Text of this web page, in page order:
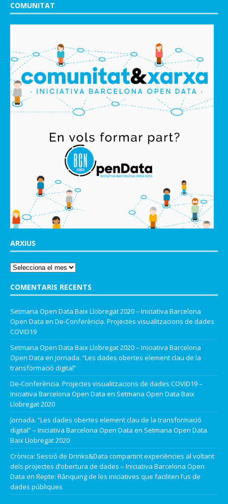
COMUNITAT
ARXIUS
COMENTARIS RECENTS
Setmana Open Data Baix Llobregat 2020 – Iniciativa Barcelona
Open Data en De-Conferència. Projectes visualitzacions de dades
COVID19
Setmana Open Data Baix Llobregat 2020 – Iniciativa Barcelona
Open Data en Jornada. “Les dades obertes element clau de la
transformació digital”
De-Conferència. Projectes visualitzacions de dades COVID19 –
Iniciativa Barcelona Open Data en Setmana Open Data Baix
Llobregat 2020
Jornada. “Les dades obertes element clau de la transformació
digital” – Iniciativa Barcelona Open Data en Setmana Open Data
Baix Llobregat 2020
Crònica: Sessió de Drinks&Data compartint experiències al voltant
dels projectes d’obertura de dades – Iniciativa Barcelona Open
Data en Repte: Rànquing de les iniciatives que faciliten l’us de
dades públiques